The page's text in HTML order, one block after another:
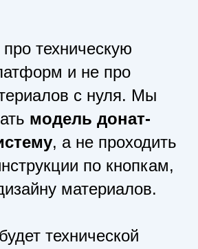
техническую
и не про
с нуля. Мы
модель донат-
, а не проходить
по кнопкам,
материалов.
технической